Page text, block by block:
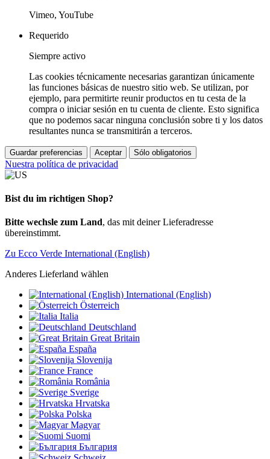
Vimeo, YouTube
Requerido
Siempre activo
Las cookies técnicamente necesarias garantizan únicamente
las funciones básicas de nuestro sitio web. Se utilizan, por
ejemplo, para permitirte reunir productos en tu cesta de la
compra o iniciar sesión en tu cuenta de cliente. Esto significa
que no podemos sacar ninguna conclusión sobre ti y los datos
resultantes nunca se transmitirán a terceros.
Guardar preferencias Aceptar Sólo obligatorios
Nuestra política de privacidad
Bist du im richtigen Shop?
Bitte wechsle zum Land, das mit deiner Lieferadresse
übereinstimmt.
Zu Ecco Verde International (English)
Anderes Lieferland wählen
International (English)
Österreich
Italia
Deutschland
Great Britain
España
Slovenija
France
România
Sverige
Hrvatska
Polska
Magyar
Suomi
България